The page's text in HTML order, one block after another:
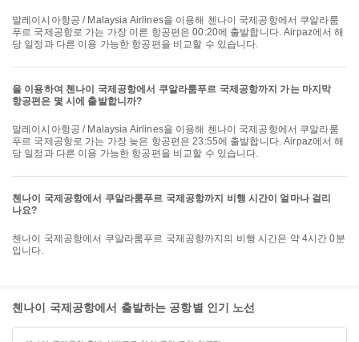
말레이시아항공 / Malaysia Airlines을 이용해 첸나이 국제공항에서 쿠알라룸
푸르 국제공항로 가는 가장 이른 항공편은 00:20에 출발합니다. Airpaz에서 해
당 일정과 다른 이용 가능한 항공편을 비교할 수 있습니다.
을 이용하여 첸나이 국제공항에서 쿠알라룸푸르 국제공항까지 가는 마지막
항공편은 몇 시에 출발합니까?
말레이시아항공 / Malaysia Airlines을 이용해 첸나이 국제공항에서 쿠알라룸
푸르 국제공항로 가는 가장 늦은 항공편은 23:55에 출발합니다. Airpaz에서 해
당 일정과 다른 이용 가능한 항공편을 비교할 수 있습니다.
첸나이 국제공항에서 쿠알라룸푸르 국제공항까지 비행 시간이 얼마나 걸리
나요?
첸나이 국제공항에서 쿠알라룸푸르 국제공항까지의 비행 시간은 약 4시간 0분
입니다.
첸나이 국제공항에서 출발하는 공항별 인기 노선